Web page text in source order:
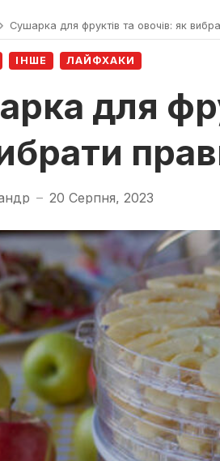
Сушарка для фруктів та овочів: як
ІНШЕ ЛАЙФХАКИ
для
— 20 Серпня, 2023